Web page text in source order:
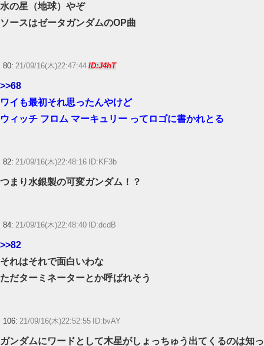
水の星（地球）やぞ
ソースはゼータガンダムのOP曲
80: 21/09/16(木)22:47:44 ID:J4hT
>>68
ワイも最初それ思ったんやけど
ウィッチ フロム マーキュリー ってロゴに書かれとる
82: 21/09/16(木)22:48:16 ID:KF3b
つまり水銀製の可変ガンダム！？
84: 21/09/16(木)22:48:40 ID:dcdB
>>82
それはそれで面白いわな
ただターミネーターとか呼ばれそう
106: 21/09/16(木)22:52:55 ID:bvAY
ガンダムにワードとして木星がしょっちゅう出てくるのは知っ